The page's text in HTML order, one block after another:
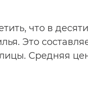
что в
Это
Средняя